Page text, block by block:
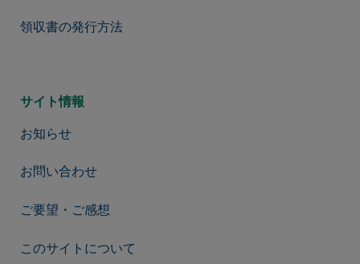
領収書の発行方法
サイト情報
お知らせ
お問い合わせ
ご要望・ご感想
このサイトについて